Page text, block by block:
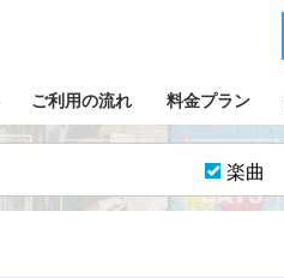
ご利用の流れ 料金プラン
楽曲